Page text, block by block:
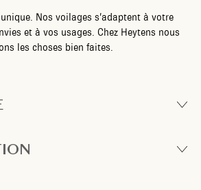
Nos voilages s’adaptent à votre
et à vos usages. Chez Heytens nous
les choses bien faites.